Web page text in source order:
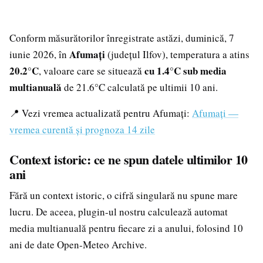
Conform măsurătorilor înregistrate astăzi, duminică, 7
iunie 2026, în Afumați(județul Ilfov), temperatura a atins
20.2°C, valoare care se situeazăcu 1.4°C sub media
multianuală de 21.6°C calculată pe ultimii 10 ani.
📍 Vezi vremea actualizată pentru Afumați: Afumați —
vremea curentă și prognoza 14 zile
Context istoric: ce ne spun datele ultimilor 10
ani
Fără un context istoric, o cifră singulară nu spune mare
lucru. De aceea, plugin-ul nostru calculează automat
media multianuală pentru fiecare zi a anului, folosind 10
ani de date Open-Meteo Archive.